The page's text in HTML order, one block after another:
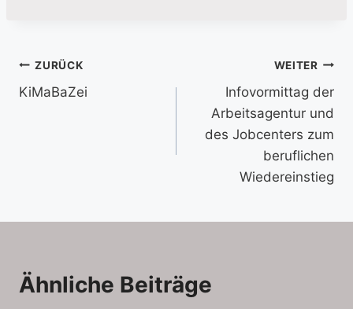
Beitragsnavigation
ZURÜCK
KiMaBaZei
WEITER
Infovormittag der
Arbeitsagentur und
des Jobcenters zum
beruflichen
Wiedereinstieg
Ähnliche Beiträge